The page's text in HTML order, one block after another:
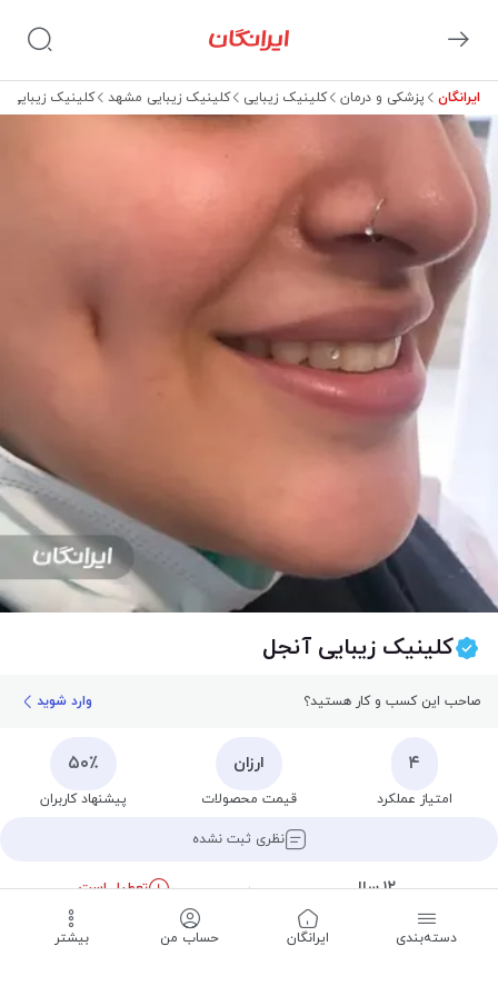
ایرانگان پزشکی و درمان کلینیک زیبایی کلینیک زیبایی مشهد کلینیک زیبایی
کلینیک زیبایی آنجل
صاحب این کسب و کار هستید؟ وارد شوید
۴
امتیاز عملکرد
ارزان
قیمت محصولات
۵۰٪
پیشنهاد کاربران
نظری ثبت نشده
۱۲ سال
تعطیل است
دسته‌بندی ‌ایرانگان حساب من بیشتر